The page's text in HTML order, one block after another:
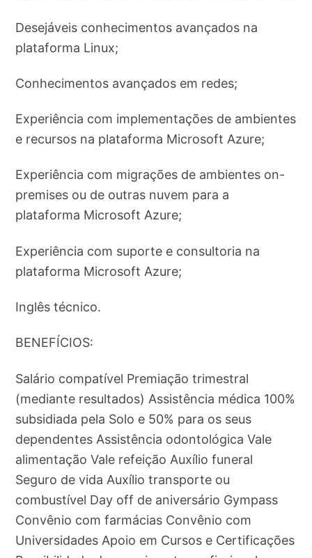
Desejáveis conhecimentos avançados na
plataforma Linux;
Conhecimentos avançados em redes;
Experiência com implementações de ambientes
e recursos na plataforma Microsoft Azure;
Experiência com migrações de ambientes on-
premises ou de outras nuvem para a
plataforma Microsoft Azure;
Experiência com suporte e consultoria na
plataforma Microsoft Azure;
Inglês técnico.
BENEFÍCIOS:
Salário compatível Premiação trimestral
(mediante resultados) Assistência médica 100%
subsidiada pela Solo e 50% para os seus
dependentes Assistência odontológica Vale
alimentação Vale refeição Auxílio funeral
Seguro de vida Auxílio transporte ou
combustível Day off de aniversário Gympass
Convênio com farmácias Convênio com
Universidades Apoio em Cursos e Certificações